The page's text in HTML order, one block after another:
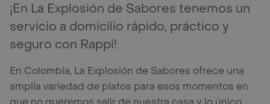
¡En La Explosión de Sabores tenemos un
servicio a domicilio rápido, práctico y
seguro con Rappi!
En Colombia, La Explosión de Sabores ofrece una
amplia variedad de platos para esos momentos en